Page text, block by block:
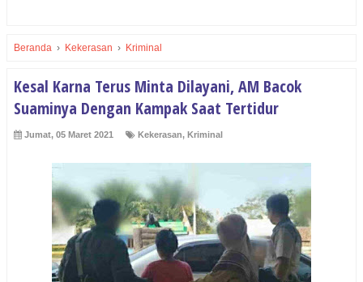
Beranda › Kekerasan › Kriminal
Kesal Karna Terus Minta Dilayani, AM Bacok
Suaminya Dengan Kampak Saat Tertidur
Jumat, 05 Maret 2021 Kekerasan, Kriminal